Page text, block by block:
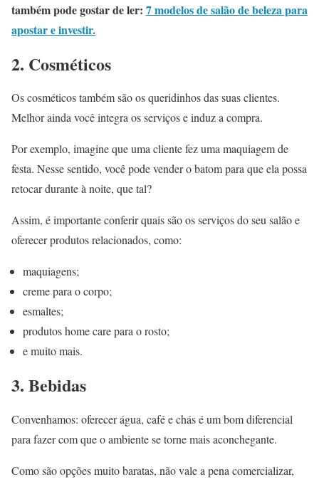
também pode gostar de ler: 7 modelos de salão de beleza para
apostar e investir.
2. Cosméticos
Os cosméticos também são os queridinhos das suas clientes.
Melhor ainda você integra os serviços e induz a compra.
Por exemplo, imagine que uma cliente fez uma maquiagem de
festa. Nesse sentido, você pode vender o batom para que ela possa
retocar durante à noite, que tal?
Assim, é importante conferir quais são os serviços do seu salão e
oferecer produtos relacionados, como:
maquiagens;
creme para o corpo;
esmaltes;
produtos home care para o rosto;
e muito mais.
3. Bebidas
Convenhamos: oferecer água, café e chás é um bom diferencial
para fazer com que o ambiente se torne mais aconchegante.
Como são opções muito baratas, não vale a pena comercializar,